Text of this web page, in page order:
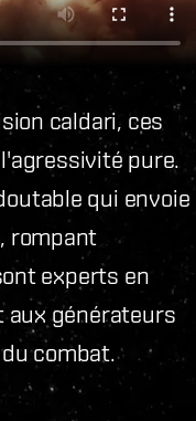
caldari, ces
pure.
qui envoie
rompant
experts en
générateurs
combat.